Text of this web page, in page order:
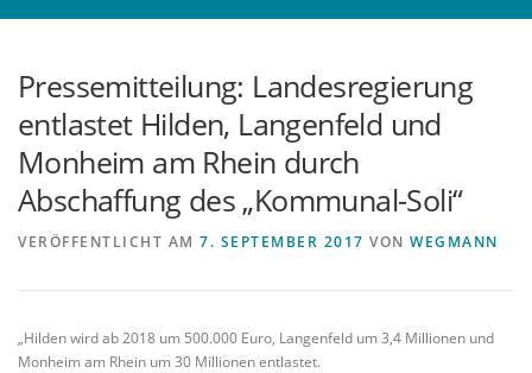
Pressemitteilung: Landesregierung
entlastet Hilden, Langenfeld und
Monheim am Rhein durch
Abschaffung des „Kommunal-Soli“
VERÖFFENTLICHT AM 7. SEPTEMBER 2017 VON WEGMANN
„Hilden wird ab 2018 um 500.000 Euro, Langenfeld um 3,4 Millionen und
Monheim am Rhein um 30 Millionen entlastet.